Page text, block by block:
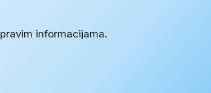
informacijama.